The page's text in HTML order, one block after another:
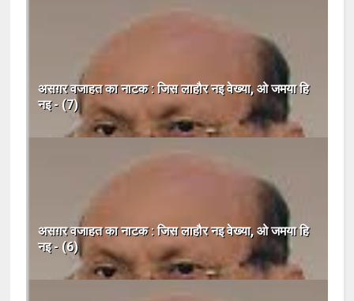
असग़र वजाहत का नाटक : जिस लाहौर नइ वेख्या, ओ जमया हि
नइ - (7)
असग़र वजाहत का नाटक : जिस लाहौर नइ वेख्या, ओ जमया हि
नइ - (6)